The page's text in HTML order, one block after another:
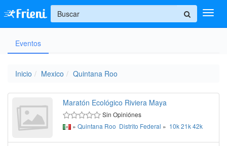
Ingresar
+
Eventos
Inicio Mexico Quintana Roo
Maratón Ecológico Riviera Maya
Sin Opiniónes
» Quintana Roo Distrito Federal » 10k21k42k